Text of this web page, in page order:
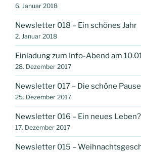
6. Januar 2018
Newsletter 018 – Ein schönes Jahr
2. Januar 2018
Einladung zum Info-Abend am
28. Dezember 2017
Newsletter 017 – Die schöne Pause
25. Dezember 2017
Newsletter 016 – Ein neues Leben?
17. Dezember 2017
Newsletter 015 –